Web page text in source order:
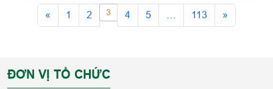
« 1 2 3 4 5 113 »
ĐƠN VỊ TỔ CHỨC